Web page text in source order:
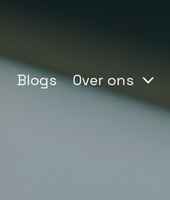
Blogs Over ons